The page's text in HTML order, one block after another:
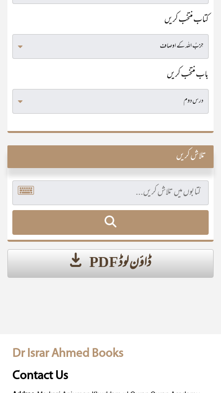
کتاب منتخب کریں
باب منتخب کریں
تلاش کریں
ڈاؤن لوڈ PDF
Dr Israr Ahmed Books
Contact Us